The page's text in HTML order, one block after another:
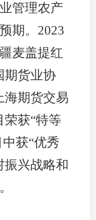
管理农产
期。2023
麦盖提红
期货业协
海期货交易
荣获“特等
获“优秀
振兴战略和